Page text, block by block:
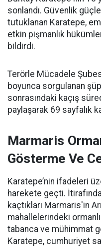
sonlandı. Güvenlik
tutuklanan Karatepe,
etkin pişmanlık
bildirdi.
Terörle Mücadele
boyunca sorgulanan
sonrasındaki kaçış
paylaşarak 69 sayfalık
Marmaris
Gösterme Ve
Karatepe’nin ifadeleri
harekete geçti.
kaçtıkları Marmaris'in
mahallelerindeki
tabanca ve mühimmat
Karatepe, cumhuriyet